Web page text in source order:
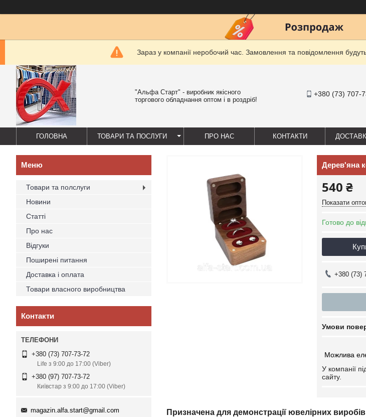
Зараз у компанії неробочий час. Замовлення та повідомлення
"Альфа Старт" - виробник якісного
торгового обладнання оптом і в роздріб!
+380 (73) 707-
ГОЛОВНА ТОВАРИ ТА ПОСЛУГИ ПРО НАС КОНТАКТИ
Дерев'яна
540 ₴
Показати
Готово до
+380 (73)
У компанії
сайту.
Призначена для демонстрації ювелірних виробів
Товари та полслуги
Новини
Статті
Про нас
Відгуки
Поширені питання
Доставка і оплата
Товари власного виробництва
Контакти
+380 (73) 707-73-72
Life з 9:00 до 17:00 (Viber)
+380 (97) 707-73-72
Київстар з 9:00 до 17:00 (Viber)
magazin.alfa.start@gmail.com